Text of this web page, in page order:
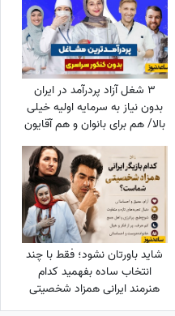
3 شغل آزاد پردرآمد در ایران
بدون نیاز به سرمایه اولیه خیلی
بالا/ هم برای بانوان و هم آقایون
شاید باورتان نشود؛ فقط با چند
انتخاب ساده بفهمید کدام
هنرمند ایرانی همزاد شخصیتی
شماست! از شوخ‌طبعی نعیمه